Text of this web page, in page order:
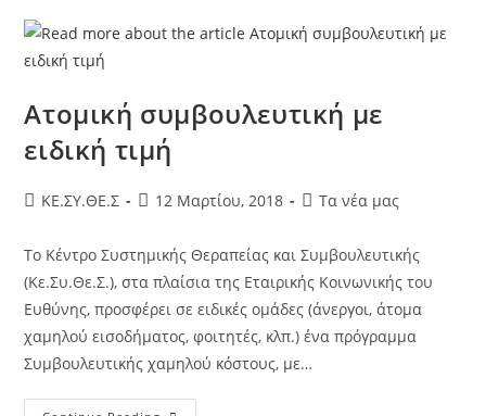
Ατομική συμβουλευτική με
ειδική τιμή
KE.ΣΥ.ΘΕ.Σ 12 Μαρτίου, 2018 Τα νέα μας
Το Κέντρο Συστημικής Θεραπείας και Συμβουλευτικής
(Κε.Συ.Θε.Σ.), στα πλαίσια της Εταιρικής Κοινωνικής του
Ευθύνης, προσφέρει σε ειδικές ομάδες (άνεργοι, άτομα
χαμηλού εισοδήματος, φοιτητές, κλπ.) ένα πρόγραμμα
Συμβουλευτικής χαμηλού κόστους, με…